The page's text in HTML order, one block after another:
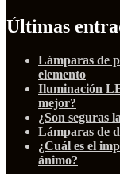
Últimas
Lámparas de
elemento
Iluminación
mejor?
¿Son seguras
Lámparas de
¿Cuál es el
ánimo?